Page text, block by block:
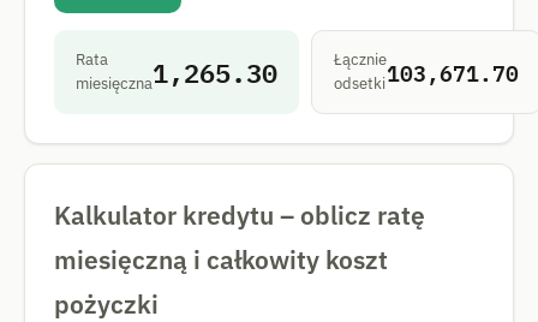
Rata
miesięczna1,265.30
Łącznie
odsetki103,671.70
Kalkulator kredytu – oblicz ratę
miesięczną i całkowity koszt
pożyczki